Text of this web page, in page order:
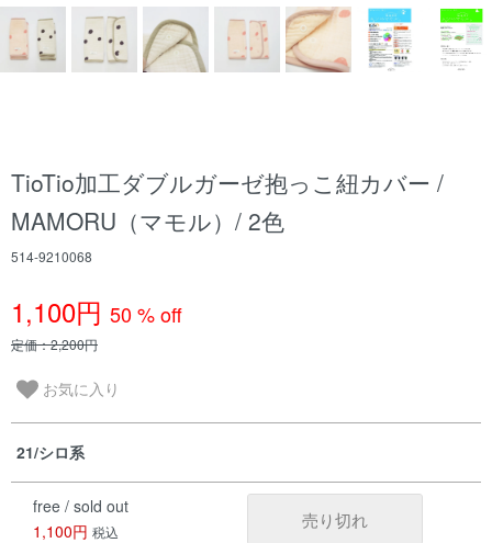
TioTio加工ダブルガーゼ抱っこ紐カバー /
MAMORU（マモル）/ 2色
514-9210068
1,100円 50 % off
定価：2,200円
お気に入り
21/シロ系
free / sold out
1,100円 税込
売り切れ